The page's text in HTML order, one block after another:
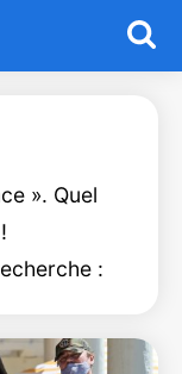
». Quel
: